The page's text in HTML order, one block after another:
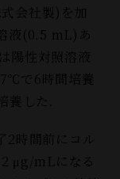
会社製)を加
液(0.5 mL)あ
陽性対照溶液
で6時間培養
した．
時間前にコル
μg/mLになる